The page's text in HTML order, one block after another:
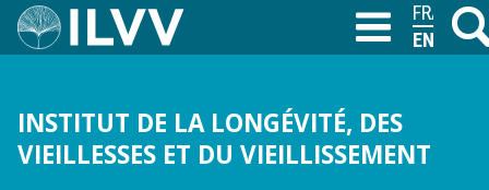
Skip
INSTITUT DE LA LONGÉVITÉ, DES
VIEILLESSES ET DU VIEILLISSEMENT
T
ENGLISH